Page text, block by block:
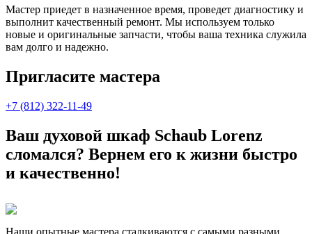
Мастер приедет в назначенное время, проведет диагностику и
выполнит качественный ремонт. Мы используем только
новые и оригинальные запчасти, чтобы ваша техника служила
вам долго и надежно.
Пригласите мастера
+7 (812) 322-11-49
Ваш духовой шкаф Schaub Lorenz
сломался? Вернем его к жизни быстро
и качественно!
Наши опытные мастера сталкиваются с самыми разными